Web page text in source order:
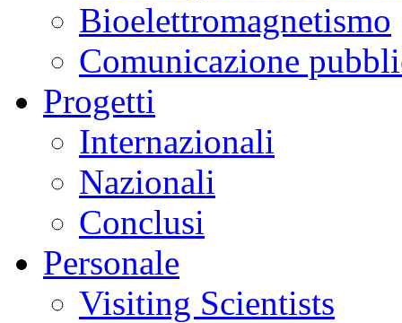
Bioelettromagnetismo
Comunicazione
Progetti
Internazionali
Nazionali
Conclusi
Personale
Visiting Scientists